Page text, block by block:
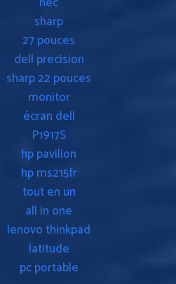
sharp
27 pouces
dell precision
sharp 22 pouces
monitor
écran dell
P1917S
hp pavilion
hp ms215fr
tout en un
all in one
lenovo thinkpad
latitude
pc portable